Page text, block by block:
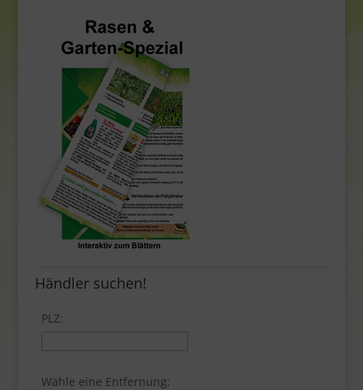
Händler suchen!
PLZ:
Wähle eine Entfernung: